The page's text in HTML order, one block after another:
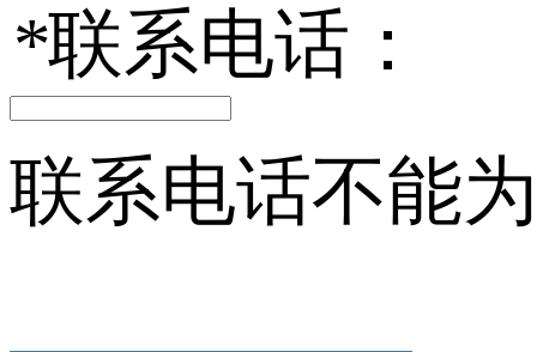
*联系电话：
联系电话不能